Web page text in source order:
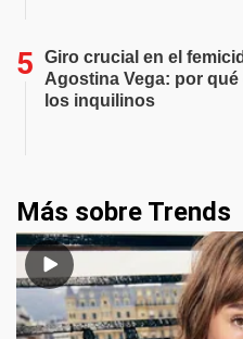
Giro crucial en el
Agostina Vega: por
los inquilinos
Más sobre Trends